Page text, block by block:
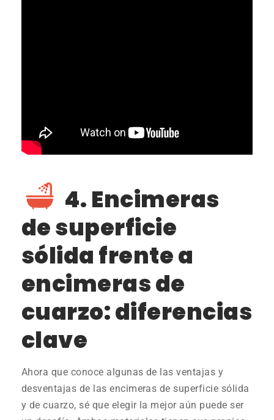
4. Encimeras
de superficie
sólida frente a
encimeras de
cuarzo: diferencias
clave
Ahora que conoce algunas de las ventajas y
desventajas de las encimeras de superficie sólida
y de cuarzo, sé que elegir la mejor aún puede ser